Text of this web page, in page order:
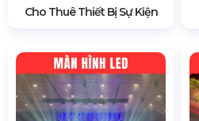
Cho Thuê Thiết Bị Sự Kiện